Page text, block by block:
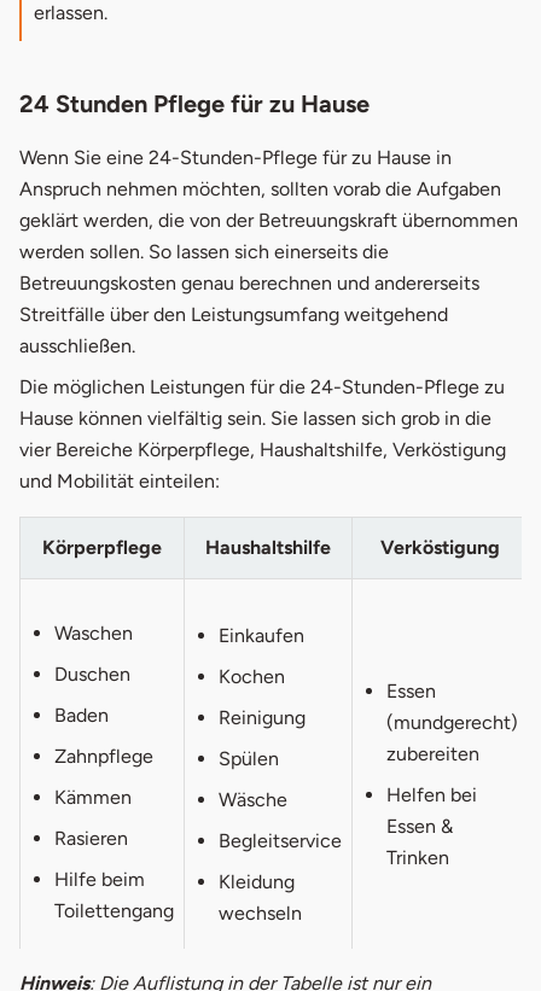
erlassen.
24 Stunden Pflege für zu Hause
Wenn Sie eine 24-Stunden-Pflege für zu Hause in
Anspruch nehmen möchten, sollten vorab die Aufgaben
geklärt werden, die von der Betreuungskraft übernommen
werden sollen. So lassen sich einerseits die
Betreuungskosten genau berechnen und andererseits
Streitfälle über den Leistungsumfang weitgehend
ausschließen.
Die möglichen Leistungen für die 24-Stunden-Pflege zu
Hause können vielfältig sein. Sie lassen sich grob in die
vier Bereiche Körperpflege, Haushaltshilfe, Verköstigung
und Mobilität einteilen:
Körperpflege Haushaltshilfe Verköstigung
Waschen
Duschen
Baden
Zahnpflege
Kämmen
Rasieren
Hilfe beim
Toilettengang
Einkaufen
Kochen
Reinigung
Spülen
Wäsche
Begleitservice
Kleidung
wechseln
Essen
(mundgerecht)
zubereiten
Helfen bei
Essen &
Trinken
Hinweis: Die Auflistung in der Tabelle ist nur ein